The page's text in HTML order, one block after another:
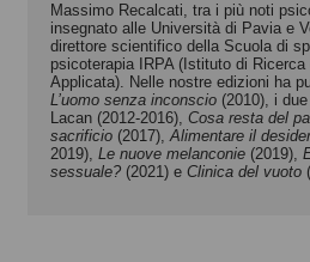
Massimo Recalcati, tra i più noti
insegnato alle Università di Pavia e
direttore scientifico della Scuola di
psicoterapia IRPA (Istituto di
Applicata). Nelle nostre edizioni ha
L’uomo senza inconscio (2010), i
Lacan (2012-2016), Cosa resta del
sacrificio (2017),Alimentare il
2019), Le nuove melanconie (2019),
sessuale? (2021) e Clinica del vuoto